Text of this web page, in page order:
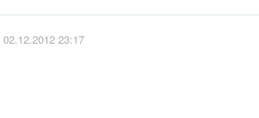
02.12.2012 23:17